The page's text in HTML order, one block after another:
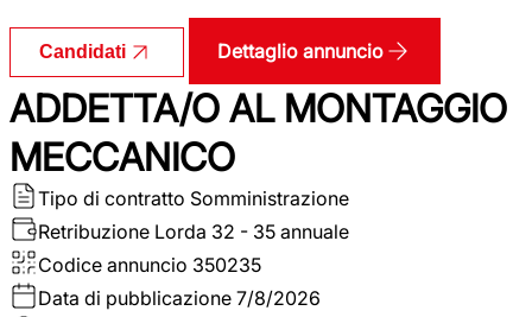
Candidati Dettaglio annuncio
ADDETTA/O AL MONTAGGIO
MECCANICO
Tipo di contratto Somministrazione
Retribuzione Lorda 32 - 35 annuale
Codice annuncio 350235
Data di pubblicazione 7/8/2026